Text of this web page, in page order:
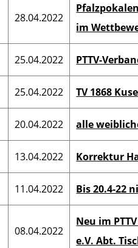
28.04.2022
im
25.04.2022 PTTV-
25.04.2022 TV 1868
20.04.2022 alle
13.04.2022 Korrektur
11.04.2022 Bis 20.4-22
08.04.2022
Neu im
e.V. Abt.